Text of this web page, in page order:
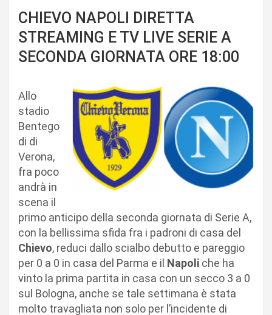
CHIEVO NAPOLI DIRETTA
STREAMING E TV LIVE SERIE A
SECONDA GIORNATA ORE 18:00
Allo
stadio
Bentego
di di
Verona,
fra poco
andrà in
scena il
primo anticipo della seconda giornata di Serie A,
con la bellissima sfida fra i padroni di casa del
Chievo, reduci dallo scialbo debutto e pareggio
per 0 a 0 in casa del Parma e il Napoli che ha
vinto la prima partita in casa con un secco 3 a 0
sul Bologna, anche se tale settimana è stata
molto travagliata non solo per l’incidente di